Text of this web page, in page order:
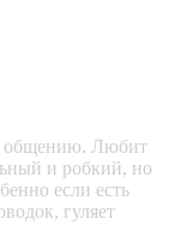
общению. Любит
и робкий, но
если есть
гуляет